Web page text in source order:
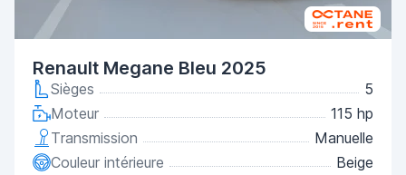
Renault Megane Bleu 2025
Sièges
5
Moteur
115 hp
Transmission
Manuelle
Couleur intérieure
Beige